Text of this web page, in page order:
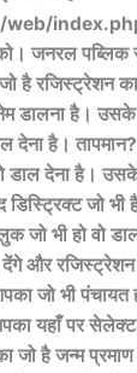
जनरल पब्लिक
है रजिस्ट्रेशन
डालना है।
देना है।
देना है। उसके
जो भी
जो भी हो वो
और
जो भी पंचायत
यहाँ पर
है जन्म प्रमाण